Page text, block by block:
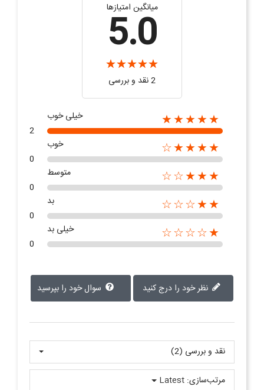
میانگین امتیازها
5.0
2 نقد و بررسی‌‌
★★★★★
خیلی خوب
2
★★★★☆
خوب
0
★★★☆☆
متوسط
0
★★☆☆☆
بد
0
★☆☆☆☆
خیلی بد
0
سوال خود را بپرسید
نقد و بررسی‌‌ (2)
مرتب‌سازی: Latest